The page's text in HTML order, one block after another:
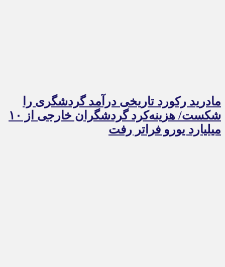
مادرید رکورد تاریخی درآمد گردشگری را
شکست/ هزینه‌کرد گردشگران خارجی از ۱۰
میلیارد یورو فراتر رفت